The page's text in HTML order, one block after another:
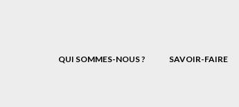
QUI SOMMES-NOUS ? SAVOIR-FAIRE